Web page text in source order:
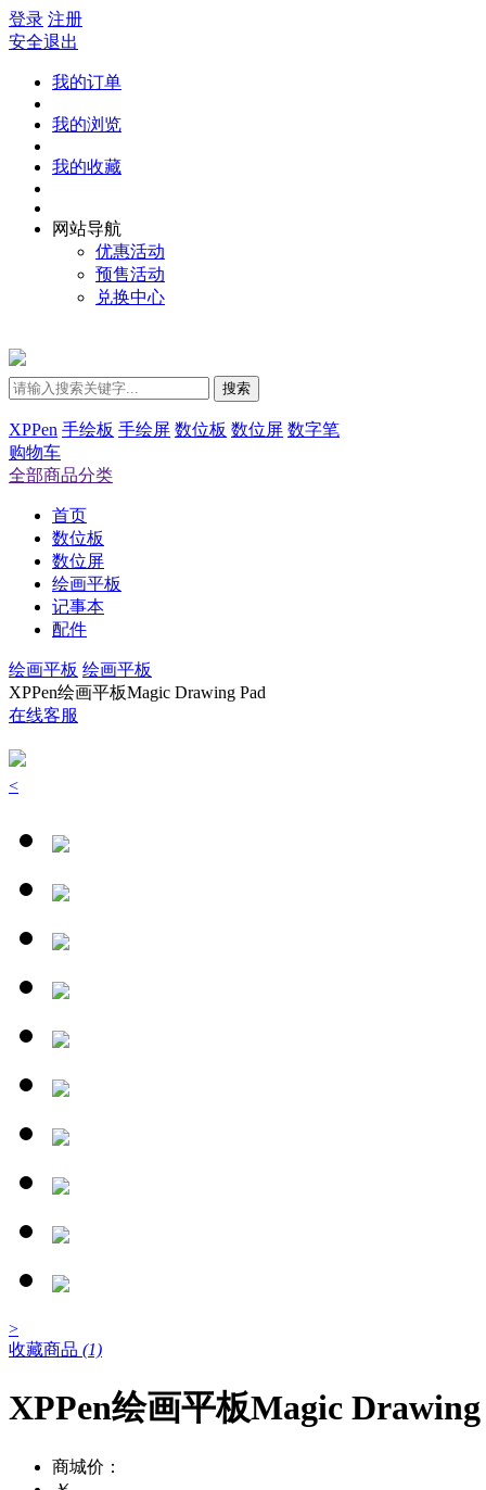
登录 注册
安全退出
我的订单
我的浏览
我的收藏
网站导航
优惠活动
预售活动
兑换中心
搜索
XPPen 手绘板 手绘屏 数位板 数位屏 数字笔
购物车
全部商品分类
首页
数位板
数位屏
绘画平板
记事本
配件
绘画平板 绘画平板
XPPen绘画平板Magic Drawing Pad
在线客服
<
>
收藏商品 (1)
XPPen绘画平板Magic
商城价：